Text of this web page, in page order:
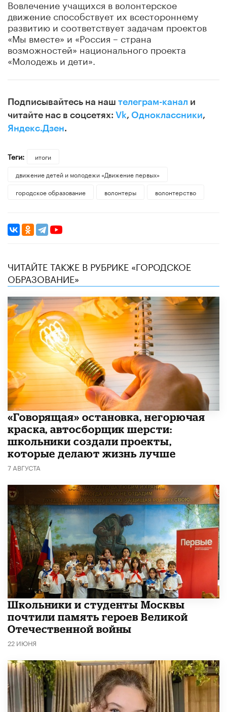
Вовлечение учащихся в волонтерское
движение способствует их всестороннему
развитию и соответствует задачам проектов
«Мы вместе» и «Россия – страна
возможностей» национального проекта
«Молодежь и дети».
Подписывайтесь на наш телеграм-канал и
читайте нас в соцсетях: Vk, Одноклассники,
Яндекс.Дзен.
Теги:
итоги
движение детей и молодежи «Движение первых»
городское образование
волонтеры волонтерство
ЧИТАЙТЕ ТАКЖЕ В РУБРИКЕ «ГОРОДСКОЕ
ОБРАЗОВАНИЕ»
​«Говорящая» остановка, негорючая
краска, автосборщик шерсти:
школьники создали проекты,
которые делают жизнь лучше
7 АВГУСТА
Школьники и студенты Москвы
почтили память героев Великой
Отечественной войны
22 ИЮНЯ